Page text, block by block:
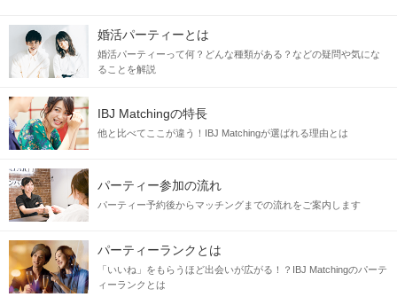
婚活パーティーとは
婚活パーティーって何？どんな種類がある？などの疑問や気にな
ることを解説
IBJ Matchingの特長
他と比べてここが違う！IBJ Matchingが選ばれる理由とは
パーティー参加の流れ
パーティー予約後からマッチングまでの流れをご案内します
パーティーランクとは
「いいね」をもらうほど出会いが広がる！？IBJ Matchingのパーテ
ィーランクとは